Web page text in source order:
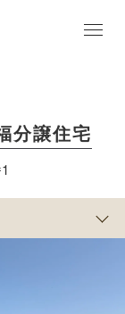
分譲住宅